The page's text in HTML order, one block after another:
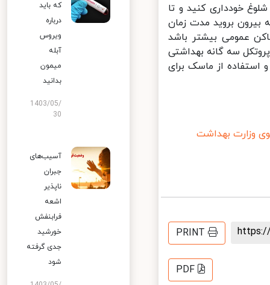
خودداری کنید و تا
بروید مدت زمان
عمومی بیشتر باشد
سه گانه بهداشتی
و استفاده از ماسک برای
وزارت بهداشت
PRINT
PDF
که باید
درباره
ویروس
آبله
میمون
بدانید
1403/05/
30
آسیب‌های
جبران
ناپذیر
اشعه
فرابنفش
خورشید
جدی گرفته
شود